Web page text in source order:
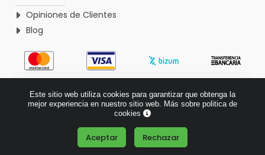
Opiniones de Clientes
Blog
Basado en 1770 opiniones >
Este sitio web utiliza cookies para garantizar que obtenga la
mejor experiencia en nuestro sitio web. Más sobre politica de
cookies
Aceptar Rechazar